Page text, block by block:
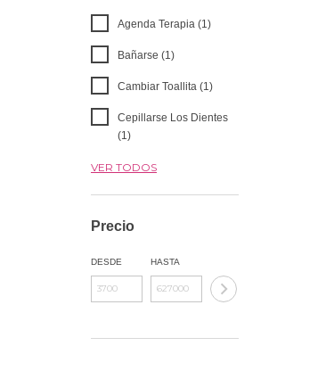
Agenda Terapia (1)
Bañarse (1)
Cambiar Toallita (1)
Cepillarse Los Dientes
(1)
VER TODOS
Precio
DESDE HASTA